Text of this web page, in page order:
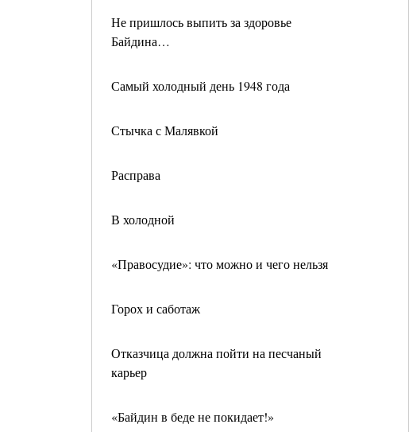
Не пришлось выпить за здоровье
Байдина…
Самый холодный день 1948 года
Стычка с Малявкой
Расправа
В холодной
«Правосудие»: что можно и чего нельзя
Горох и саботаж
Отказчица должна пойти на песчаный
карьер
«Байдин в беде не покидает!»